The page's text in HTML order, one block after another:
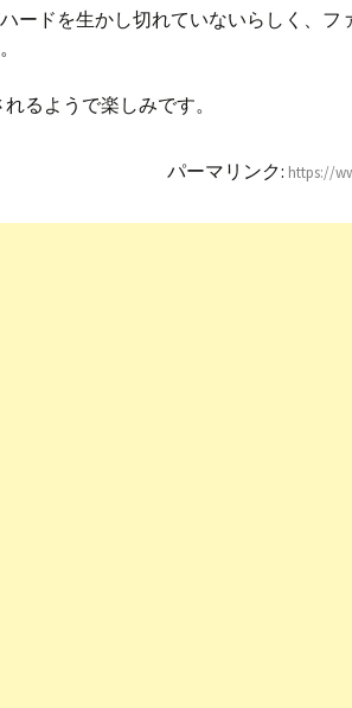
ードを生かし切れていないらしく、フ
るようで楽しみです。
パーマリンク: https://